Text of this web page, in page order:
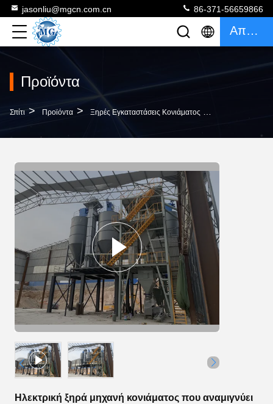
jasonliu@mgcn.com.cn 86-371-56659866
Απόσπασμα
Προϊόντα
Σπίτι > Προϊόντα > Ξηρές Εγκαταστάσεις Κονιάματος >
Ηλεκτρική ξηρά μηχανή κονιάματος που αναμιγνύει